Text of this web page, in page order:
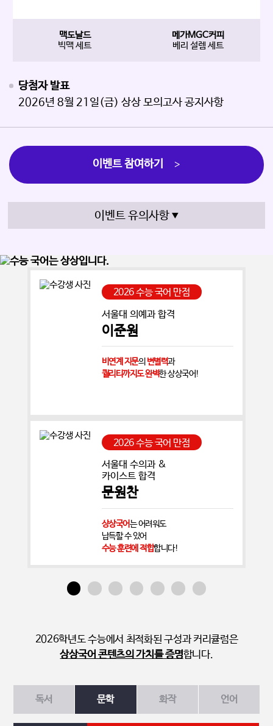
맥도날드
빅맥 세트
메가MGC커피
베리 설렘 세트
당첨자 발표
2026년 8월 21일(금) 상상 모의고사 공지사항
이벤트 참여하기 >
이벤트 유의사항
2026 수능 국어 만점
서울대 의예과 합격
이준원
비연계 지문의 변별력과
퀄리티까지도 완벽한 상상국어!
2026 수능 국어 만점
서울대 수의과 &
카이스트 합격
문원찬
상상국어는 어려워도
납득할 수 있어
수능 훈련에 적합합니다!
2026학년도 수능에서 최적화된 구성과 커리큘럼은
상상국어 콘텐츠의 가치를 증명합니다.
독서 문학 화작 언어